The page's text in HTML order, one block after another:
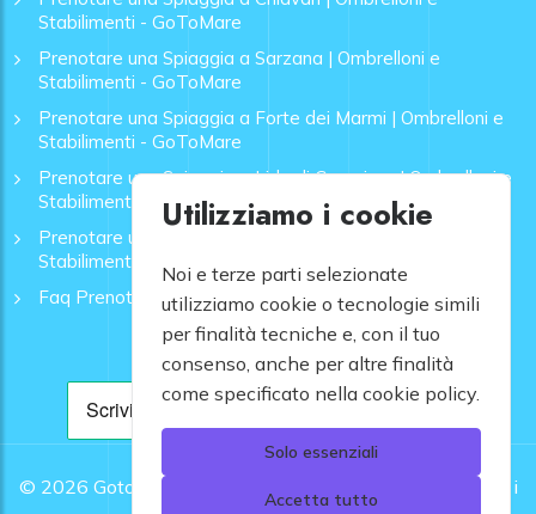
Stabilimenti - GoToMare
Prenotare una Spiaggia a Sarzana | Ombrelloni e
Stabilimenti - GoToMare
Prenotare una Spiaggia a Forte dei Marmi | Ombrelloni e
Stabilimenti - GoToMare
Prenotare una Spiaggia a Lido di Camaiore | Ombrelloni e
Stabilimenti - GoToMare
Prenotare una Spiaggia a Rapallo | Ombrelloni e
Stabilimenti - GoToMare
Faq Prenotazione Spiagge
© 2026 Gotomare srl - Partita IVA 12948810960 .
Tutti i
Utilizziamo i cookie
Noi e terze parti selezionate
utilizziamo cookie o tecnologie simili
per finalità tecniche e, con il tuo
consenso, anche per altre finalità
come specificato nella cookie policy.
Solo essenziali
Accetta tutto